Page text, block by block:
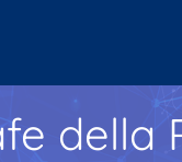
della